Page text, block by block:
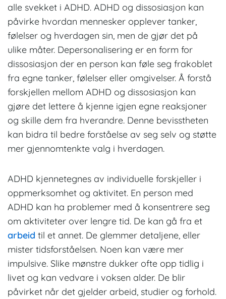
alle svekket i ADHD. ADHD og dissosiasjon kan
påvirke hvordan mennesker opplever tanker,
følelser og hverdagen sin, men de gjør det på
ulike måter. Depersonalisering er en form for
dissosiasjon der en person kan føle seg frakoblet
fra egne tanker, følelser eller omgivelser. Å forstå
forskjellen mellom ADHD og dissosiasjon kan
gjøre det lettere å kjenne igjen egne reaksjoner
og skille dem fra hverandre. Denne bevisstheten
kan bidra til bedre forståelse av seg selv og støtte
mer gjennomtenkte valg i hverdagen.
ADHD kjennetegnes av individuelle forskjeller i
oppmerksomhet og aktivitet. En person med
ADHD kan ha problemer med å konsentrere seg
om aktiviteter over lengre tid. De kan gå fra et
arbeid til et annet. De glemmer detaljene, eller
mister tidsforståelsen. Noen kan være mer
impulsive. Slike mønstre dukker ofte opp tidlig i
livet og kan vedvare i voksen alder. De blir
påvirket når det gjelder arbeid, studier og forhold.